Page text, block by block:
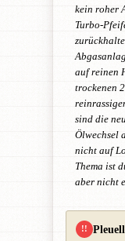
kein roher
Turbo-
auf reinen
trockenen
sind die
Ölwechsel
nicht auf
Thema ist
aber nicht
!!